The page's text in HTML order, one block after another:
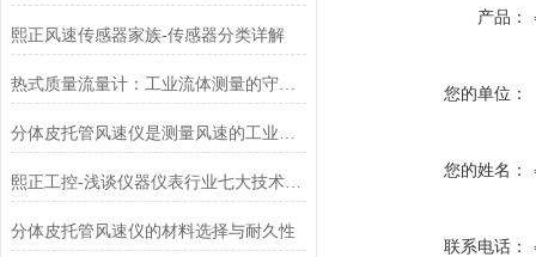
熙正风速传感器家族-传感器分类详解
热式质量流量计：工业流体测量的守护者
分体皮托管风速仪是测量风速的工业设备
熙正工控-浅谈仪器仪表行业七大技术问题
分体皮托管风速仪的材料选择与耐久性
产品：
您的单位：
您的姓名：
联系电话：